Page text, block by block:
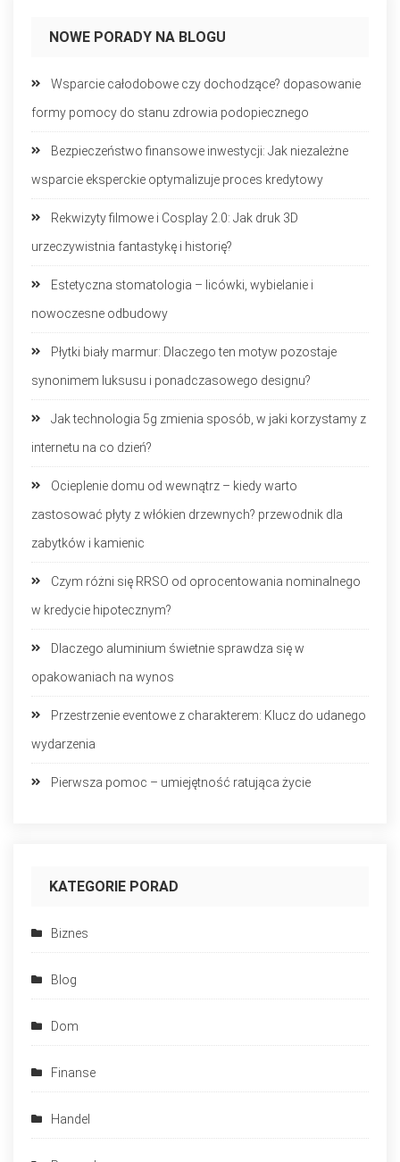
NOWE PORADY NA BLOGU
Wsparcie całodobowe czy dochodzące? dopasowanie
formy pomocy do stanu zdrowia podopiecznego
Bezpieczeństwo finansowe inwestycji: Jak niezależne
wsparcie eksperckie optymalizuje proces kredytowy
Rekwizyty filmowe i Cosplay 2.0: Jak druk 3D
urzeczywistnia fantastykę i historię?
Estetyczna stomatologia – licówki, wybielanie i
nowoczesne odbudowy
Płytki biały marmur: Dlaczego ten motyw pozostaje
synonimem luksusu i ponadczasowego designu?
Jak technologia 5g zmienia sposób, w jaki korzystamy z
internetu na co dzień?
Ocieplenie domu od wewnątrz – kiedy warto
zastosować płyty z włókien drzewnych? przewodnik dla
zabytków i kamienic
Czym różni się RRSO od oprocentowania nominalnego
w kredycie hipotecznym?
Dlaczego aluminium świetnie sprawdza się w
opakowaniach na wynos
Przestrzenie eventowe z charakterem: Klucz do udanego
wydarzenia
Pierwsza pomoc – umiejętność ratująca życie
KATEGORIE PORAD
Biznes
Blog
Dom
Finanse
Handel